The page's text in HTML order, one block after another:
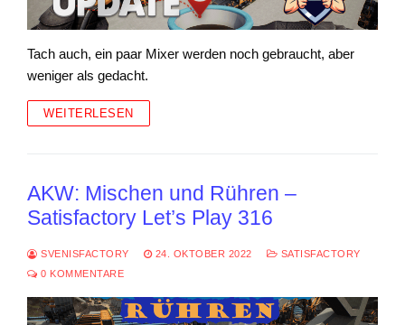
Tach auch, ein paar Mixer werden noch gebraucht, aber
weniger als gedacht.
WEITERLESEN
AKW: Mischen und Rühren –
Satisfactory Let’s Play 316
SVENISFACTORY 24. OKTOBER 2022
SATISFACTORY
0 KOMMENTARE